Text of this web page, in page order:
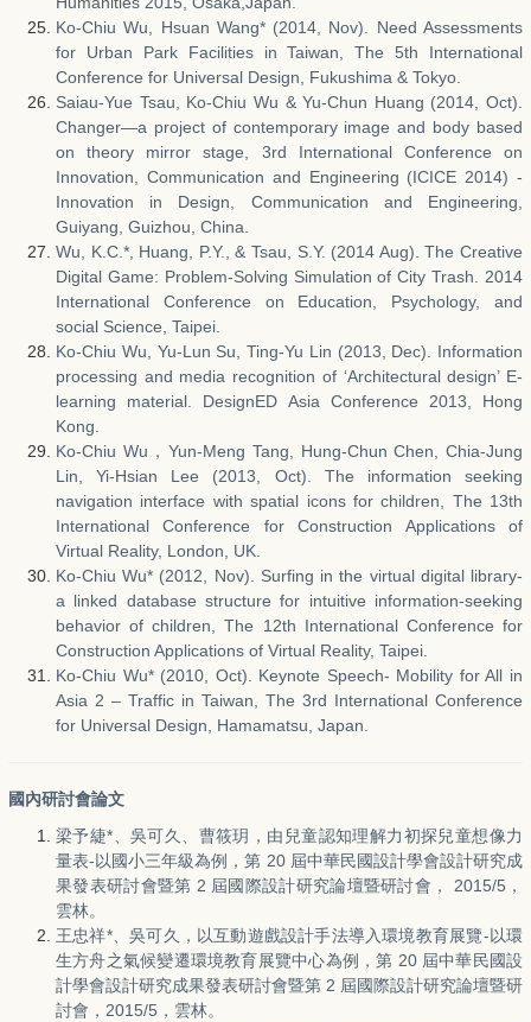
Ko-Chiu Wu, Hsuan Wang* (2014, Nov). Need Assessments
for Urban Park Facilities in Taiwan, The 5th International
Conference for Universal Design, Fukushima & Tokyo.
Saiau-Yue Tsau, Ko-Chiu Wu & Yu-Chun Huang (2014, Oct).
Changer—a project of contemporary image and body based
on theory mirror stage, 3rd International Conference on
Innovation, Communication and Engineering (ICICE 2014) -
Innovation in Design, Communication and Engineering,
Guiyang, Guizhou, China.
Wu, K.C.*, Huang, P.Y., & Tsau, S.Y. (2014 Aug). The Creative
Digital Game: Problem-Solving Simulation of City Trash. 2014
International Conference on Education, Psychology, and
social Science, Taipei.
Ko-Chiu Wu, Yu-Lun Su, Ting-Yu Lin (2013, Dec). Information
processing and media recognition of ‘Architectural design’ E-
learning material. DesignED Asia Conference 2013, Hong
Kong.
Ko-Chiu Wu，Yun-Meng Tang, Hung-Chun Chen, Chia-Jung
Lin, Yi-Hsian Lee (2013, Oct). The information seeking
navigation interface with spatial icons for children, The 13th
International Conference for Construction Applications of
Virtual Reality, London, UK.
Ko-Chiu Wu* (2012, Nov). Surfing in the virtual digital library-
a linked database structure for intuitive information-seeking
behavior of children, The 12th International Conference for
Construction Applications of Virtual Reality, Taipei.
Ko-Chiu Wu* (2010, Oct). Keynote Speech- Mobility for All in
Asia 2 – Traffic in Taiwan, The 3rd International Conference
for Universal Design, Hamamatsu, Japan.
國內研討會論文
梁予緁*、吳可久、曹筱玥，由兒童認知理解力初探兒童想像力
量表-以國小三年級為例，第 20 屆中華民國設計學會設計研究成
果發表研討會暨第 2 屆國際設計研究論壇暨研討會， 2015/5，
雲林。
王忠祥*、吳可久，以互動遊戲設計手法導入環境教育展覽-以環
生方舟之氣候變遷環境教育展覽中心為例，第 20 屆中華民國設
計學會設計研究成果發表研討會暨第 2 屆國際設計研究論壇暨研
討會，2015/5，雲林。